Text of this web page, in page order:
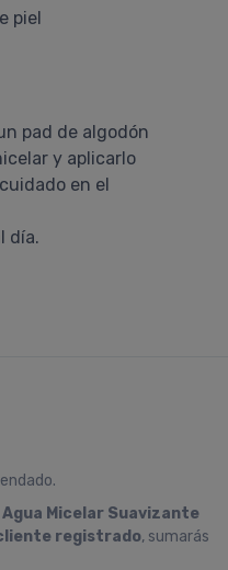
piel
pad de algodón
y aplicarlo
en el
día.
Micelar Suavizante
registrado, sumarás